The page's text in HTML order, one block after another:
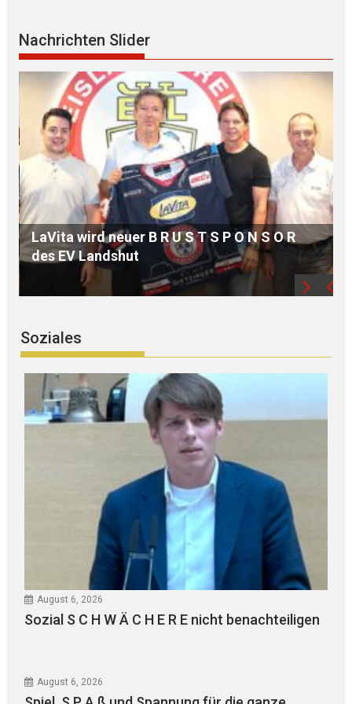
Nachrichten Slider
MdB Oßner: E L E K T R I F I Z I E R U N G der
Bahnstrecke MÜHLDORF-LANDSHUT stärkt
die Region
Soziales
August 6, 2026
Sozial S C H W Ä C H E R E nicht benachteiligen
August 6, 2026